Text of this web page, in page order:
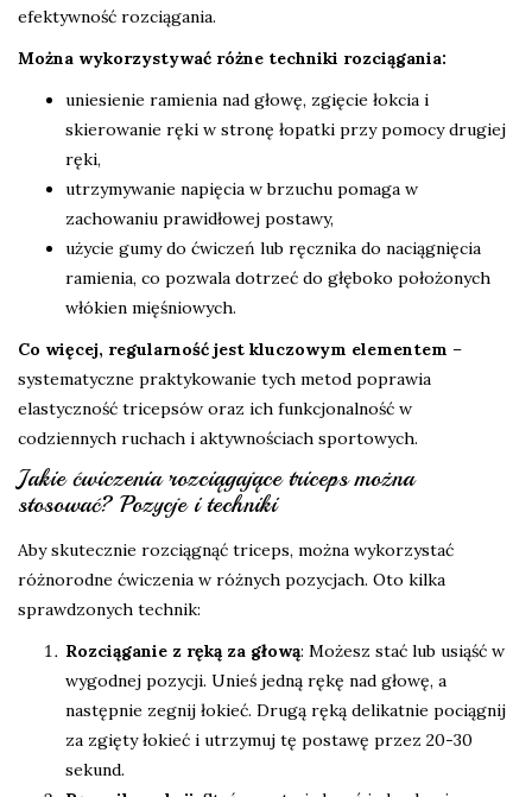
efektywność rozciągania.
Można wykorzystywać różne techniki rozciągania:
uniesienie ramienia nad głowę, zgięcie łokcia i
skierowanie ręki w stronę łopatki przy pomocy drugiej
ręki,
utrzymywanie napięcia w brzuchu pomaga w
zachowaniu prawidłowej postawy,
użycie gumy do ćwiczeń lub ręcznika do naciągnięcia
ramienia, co pozwala dotrzeć do głęboko położonych
włókien mięśniowych.
Co więcej, regularność jest kluczowym elementem –
systematyczne praktykowanie tych metod poprawia
elastyczność tricepsów oraz ich funkcjonalność w
codziennych ruchach i aktywnościach sportowych.
Jakie ćwiczenia rozciągające triceps można
stosować? Pozycje i techniki
Aby skutecznie rozciągnąć triceps, można wykorzystać
różnorodne ćwiczenia w różnych pozycjach. Oto kilka
sprawdzonych technik:
Rozciąganie z ręką za głową: Możesz stać lub usiąść w
wygodnej pozycji. Unieś jedną rękę nad głowę, a
następnie zegnij łokieć. Drugą ręką delikatnie pociągnij
za zgięty łokieć i utrzymuj tę postawę przez 20-30
sekund.